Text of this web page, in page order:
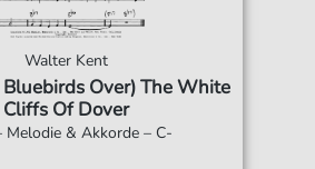
Walter Kent
Over) The White
Cliffs Of Dover
Melodie & Akkorde – C-